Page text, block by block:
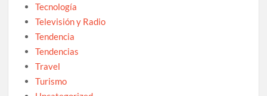
Tecnología
Televisión y Radio
Tendencia
Tendencias
Travel
Turismo